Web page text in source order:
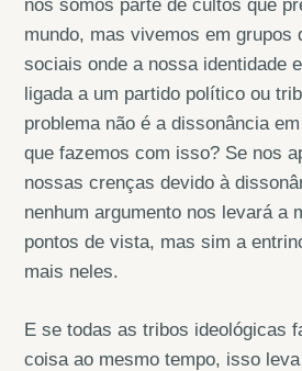
nós somos parte de cultos que
mundo, mas vivemos em grupos
sociais onde a nossa identidade
ligada a um partido político ou
problema não é a dissonância
que fazemos com isso? Se nos
nossas crenças devido à
nenhum argumento nos levará a
pontos de vista, mas sim a
mais neles.
E se todas as tribos ideológicas
coisa ao mesmo tempo, isso